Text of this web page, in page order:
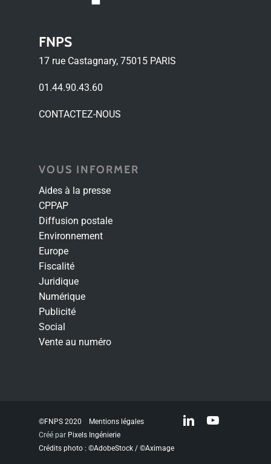
FNPS
17 rue Castagnary, 75015 PARIS
01.44.90.43.60
CONTACTEZ-NOUS
VOUS INFORMER
Aides à la presse
CPPAP
Diffusion postale
Environnement
Europe
Fiscalité
Juridique
Numérique
Publicité
Social
Vente au numéro
©FNPS 2020
Mentions légales
Créé par Pixels Ingénierie
Crédits photo : ©AdobeStock / ©Aximage
linkedinyoutube